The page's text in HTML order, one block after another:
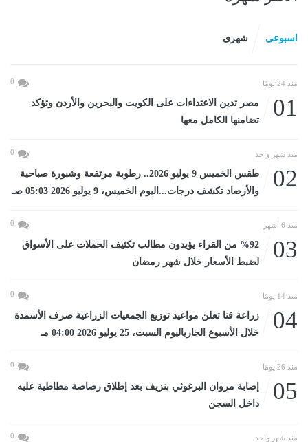
اسبوعى شهرى
منذ 24 يومًا 0
01
مصر تدين الاعتداءات على الكويت والبحرين والأردن وتؤكد
تضامنها الكامل معها
منذ شهر واحد 0
02
طقس الخميس 9 يوليو 2026.. رطوبة مرتفعة وشبورة صباحية
والأرصاد تكشف درجات...اليوم الخميس، 9 يوليو 2026 05:03 صـ
منذ 6 أشهر 0
03
%92 من القراء يؤيدون مطالب تكثيف الحملات على الأسواق
لضبط الأسعار خلال شهر رمضان
منذ 14 يومًا 0
04
زراعة قنا تعلن مواعيد توزيع الجمعيات الزراعية صرف الأسمدة
خلال الأسبوع الجارياليوم السبت، 25 يوليو 2026 04:00 مـ
منذ 26 يومًا 0
05
إصابة مروان البرغوثي بنزيف بعد إطلاق رصاصة مطاطية عليه
داخل السجن
منذ شهر واحد 0